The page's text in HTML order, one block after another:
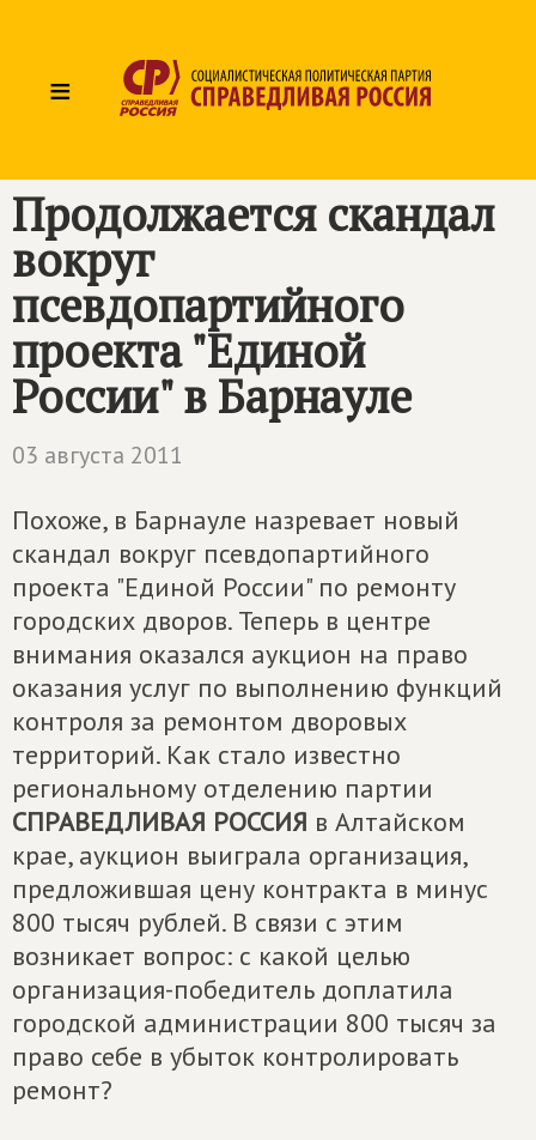
≡
Продолжается скандал
вокруг
псевдопартийного
проекта "Единой
России" в Барнауле
03 августа 2011
Похоже, в Барнауле назревает новый
скандал вокруг псевдопартийного
проекта "Единой России" по ремонту
городских дворов. Теперь в центре
внимания оказался аукцион на право
оказания услуг по выполнению функций
контроля за ремонтом дворовых
территорий. Как стало известно
региональному отделению партии
СПРАВЕДЛИВАЯ РОССИЯ в Алтайском
крае, аукцион выиграла организация,
предложившая цену контракта в минус
800 тысяч рублей. В связи с этим
возникает вопрос: с какой целью
организация-победитель доплатила
городской администрации 800 тысяч за
право себе в убыток контролировать
ремонт?